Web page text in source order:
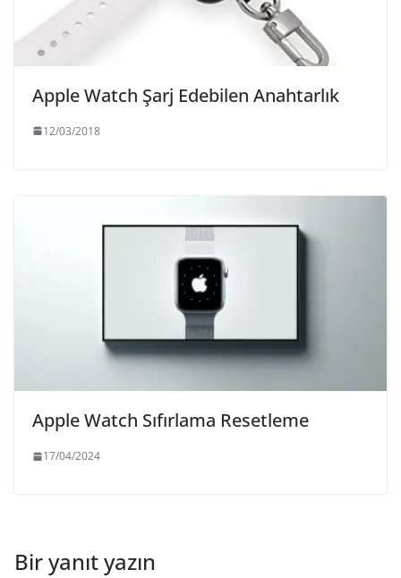
Apple Watch Şarj Edebilen Anahtarlık
12/03/2018
Apple Watch Sıfırlama Resetleme
17/04/2024
Bir yanıt yazın